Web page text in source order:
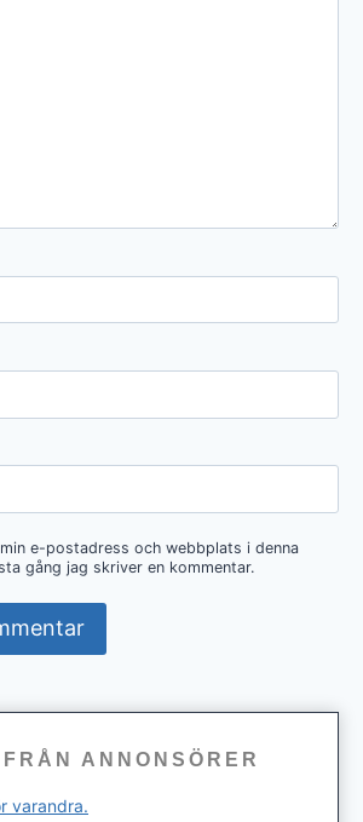
e-postadress och webbplats i denna
gång jag skriver en kommentar.
ANNONSÖRER